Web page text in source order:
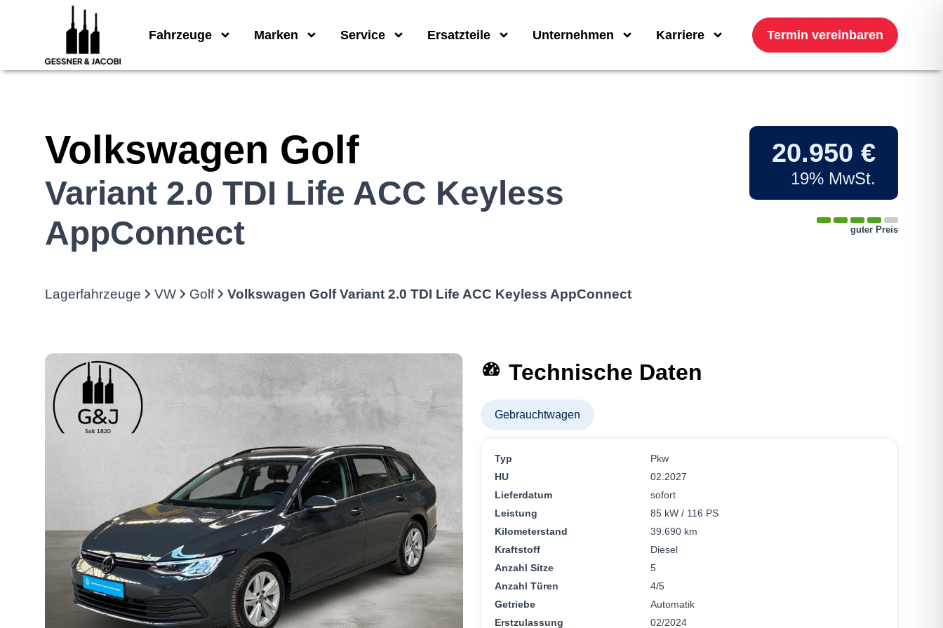
Fahrzeuge Marken Service Ersatzteile Unternehmen Karriere Termin vereinbaren
Volkswagen Golf
Variant 2.0 TDI Life ACC Keyless
AppConnect
20.950 €
19% MwSt.
guter Preis
Lagerfahrzeuge VW Golf Volkswagen Golf Variant 2.0 TDI Life ACC Keyless AppConnect
Technische Daten
Gebrauchtwagen
Typ
Pkw
HU
02.2027
Lieferdatum
sofort
Leistung
85 kW / 116 PS
Kilometerstand
39.690 km
Kraftstoff
Diesel
Anzahl Sitze
5
Anzahl Türen
4/5
Getriebe
Automatik
Erstzulassung
02/2024